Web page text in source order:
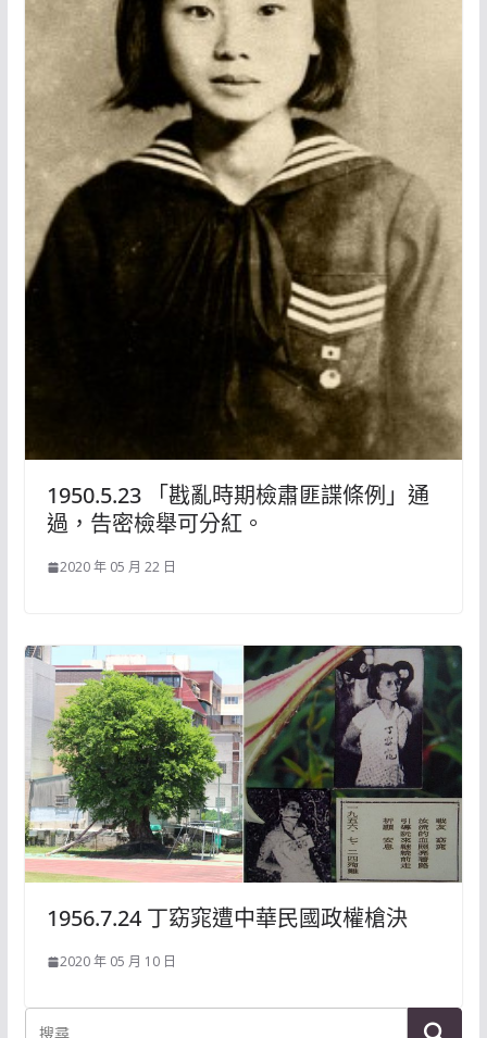
1950.5.23 「戡亂時期檢肅匪諜條例」通
過，告密檢舉可分紅。
2020 年 05 月 22 日
1956.7.24 丁窈窕遭中華民國政權槍決
2020 年 05 月 10 日